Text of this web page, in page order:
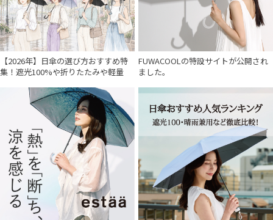
【2026年】日傘の選び方おすすめ特
集！遮光100%や折りたたみや軽量
FUWACOOLの特設サイトが公開され
ました。